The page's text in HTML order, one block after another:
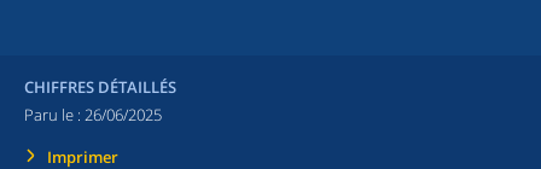
CHIFFRES DÉTAILLÉS
Paru le : 26/06/2025
Imprimer